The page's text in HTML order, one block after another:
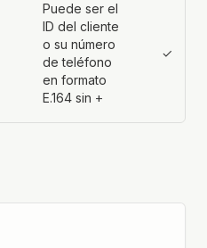
Puede ser el
ID del cliente
o su número
de teléfono
en formato
E.164 sin +
✓